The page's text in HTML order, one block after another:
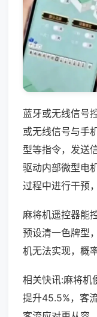
蓝牙或无线信号
或无线信号与手
型等指令，发送
驱动内部微型电
过程中进行干预
麻将机遥控器能
预设清一色牌型
机无法实现，概
相关快讯:麻将机
提升45.5%，客